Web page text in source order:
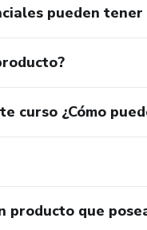
pueden
curso ¿Cómo
producto que